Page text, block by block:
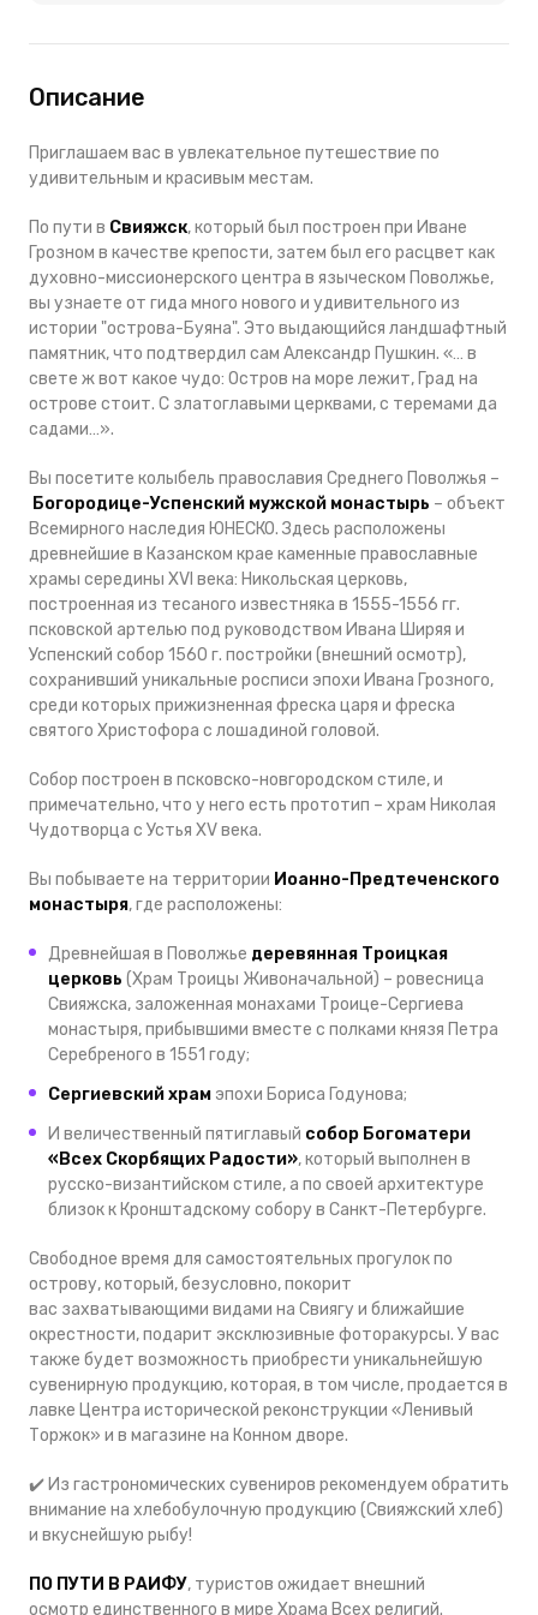
Описание
Приглашаем вас в увлекательное путешествие по
удивительным и красивым местам.
По пути в Свияжск, который был построен при Иване
Грозном в качестве крепости, затем был его расцвет как
духовно-миссионерского центра в языческом Поволжье,
вы узнаете от гида много нового и удивительного из
истории "острова-Буяна". Это выдающийся ландшафтный
памятник, что подтвердил сам Александр Пушкин. «… в
свете ж вот какое чудо: Остров на море лежит, Град на
острове стоит. С златоглавыми церквами, с теремами да
садами…».
Вы посетите колыбель православия Среднего Поволжья –
Богородице-Успенский мужской монастырь – объект
Всемирного наследия ЮНЕСКО. Здесь расположены
древнейшие в Казанском крае каменные православные
храмы середины XVI века: Никольская церковь,
построенная из тесаного известняка в 1555-1556 гг.
псковской артелью под руководством Ивана Ширяя и
Успенский собор 1560 г. постройки (внешний осмотр),
сохранивший уникальные росписи эпохи Ивана Грозного,
среди которых прижизненная фреска царя и фреска
святого Христофора с лошадиной головой.
Собор построен в псковско-новгородском стиле, и
примечательно, что у него есть прототип – храм Николая
Чудотворца с Устья XV века.
Вы побываете на территории Иоанно-Предтеченского
монастыря, где расположены:
Древнейшая в Поволжье деревянная Троицкая
церковь (Храм Троицы Живоначальной) – ровесница
Свияжска, заложенная монахами Троице-Сергиева
монастыря, прибывшими вместе с полками князя Петра
Серебреного в 1551 году;
Сергиевский храм эпохи Бориса Годунова;
И величественный пятиглавый собор Богоматери
«Всех Скорбящих Радости», который выполнен в
русско-византийском стиле, а по своей архитектуре
близок к Кронштадскому собору в Санкт-Петербурге.
Свободное время для самостоятельных прогулок по
острову, который, безусловно, покорит
вас захватывающими видами на Свиягу и ближайшие
окрестности, подарит эксклюзивные фоторакурсы. У вас
также будет возможность приобрести уникальнейшую
сувенирную продукцию, которая, в том числе, продается в
лавке Центра исторической реконструкции «Ленивый
Торжок» и в магазине на Конном дворе.
✔️ Из гастрономических сувениров рекомендуем обратить
внимание на хлебобулочную продукцию (Свияжский хлеб)
и вкуснейшую рыбу!
ПО ПУТИ В РАИФУ, туристов ожидает внешний
осмотр единственного в мире Храма Всех религий.